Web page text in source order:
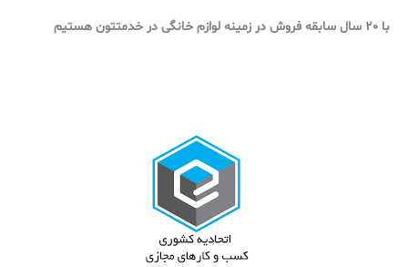
با 20 سال سابقه فروش در زمینه لوازم خانگی در خدمتتون هستیم